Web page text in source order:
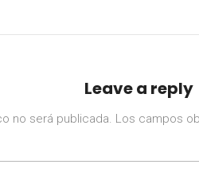
Leave a reply
no será publicada. Los campos